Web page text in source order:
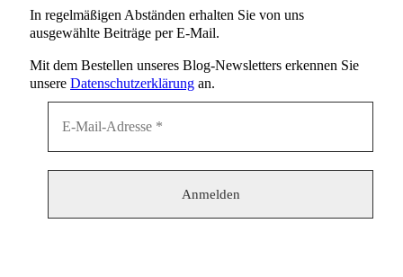
In regelmäßigen Abständen erhalten Sie von uns
ausgewählte Beiträge per E-Mail.
Mit dem Bestellen unseres Blog-Newsletters erkennen Sie
unsere Datenschutzerklärung an.